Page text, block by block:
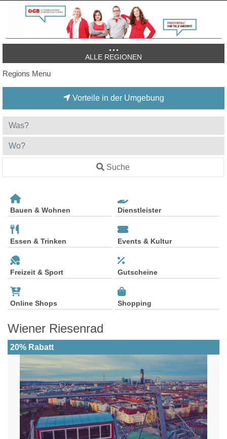
ALLE REGIONEN
Regions Menu
Vorteile in der Umgebung
Suche
Bauen & Wohnen Dienstleister
Essen & Trinken Events & Kultur
Freizeit & Sport Gutscheine
Online Shops Shopping
Wiener Riesenrad
20% Rabatt